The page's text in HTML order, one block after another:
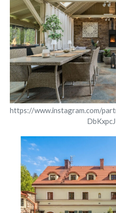
https://www.instagram.com/